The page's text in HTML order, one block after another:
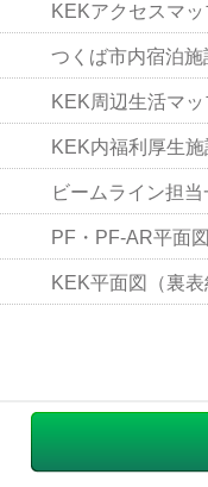
KEKアクセスマ
つくば市内宿泊施
KEK周辺生活マッ
KEK内福利厚生施
ビームライン担
PF・PF-AR平面
KEK平面図（裏